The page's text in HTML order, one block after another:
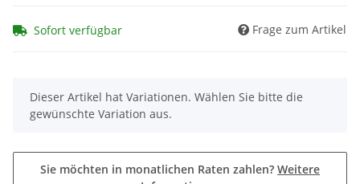
Sofort verfügbar Frage zum Artikel
x
Dieser Artikel hat Variationen. Wählen Sie bitte die
gewünschte Variation aus.
Sie möchten in monatlichen Raten zahlen? Weitere